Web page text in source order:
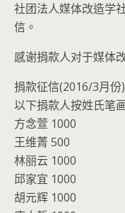
社团法人媒体改造学
信。
感谢捐款人对于媒体
捐款征信(2016/3月份)
以下捐款人按姓氏笔
方念萱 1000
王维菁 500
林丽云 1000
邱家宜 1000
胡元辉 1000